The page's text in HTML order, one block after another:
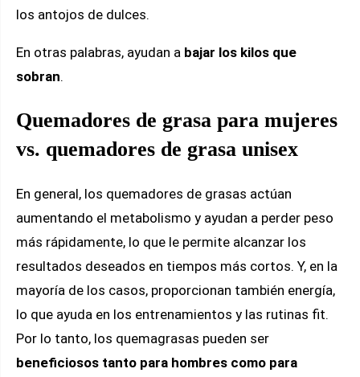
los antojos de dulces.
En otras palabras, ayudan a bajar los kilos que
sobran.
Quemadores de grasa para mujeres
vs. quemadores de grasa unisex
En general, los quemadores de grasas actúan
aumentando el metabolismo y ayudan a perder peso
más rápidamente, lo que le permite alcanzar los
resultados deseados en tiempos más cortos. Y, en la
mayoría de los casos, proporcionan también energía,
lo que ayuda en los entrenamientos y las rutinas fit.
Por lo tanto, los quemagrasas pueden ser
beneficiosos tanto para hombres como para